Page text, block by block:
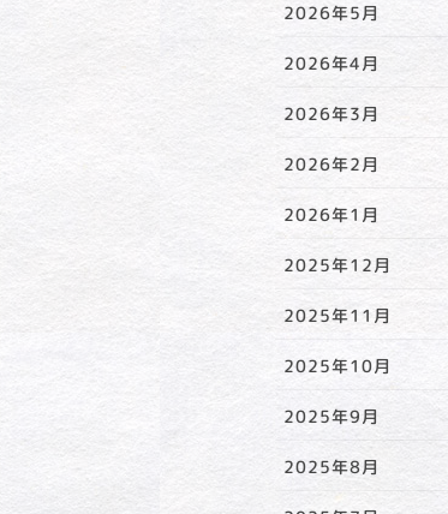
2026年5月
2026年4月
2026年3月
2026年2月
2026年1月
2025年12月
2025年11月
2025年10月
2025年9月
2025年8月